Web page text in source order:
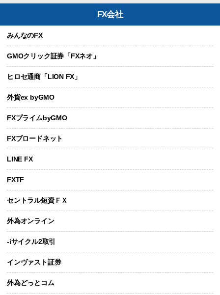
FX会社
みんなのFX
GMOクリック証券「FXネオ」
ヒロセ通商「LION FX」
外貨ex byGMO
FXプライムbyGMO
FXブロードネット
LINE FX
FXTF
セントラル短資ＦＸ
外為オンライン
-iサイクル2取引
インヴァスト証券
外為どっとコム